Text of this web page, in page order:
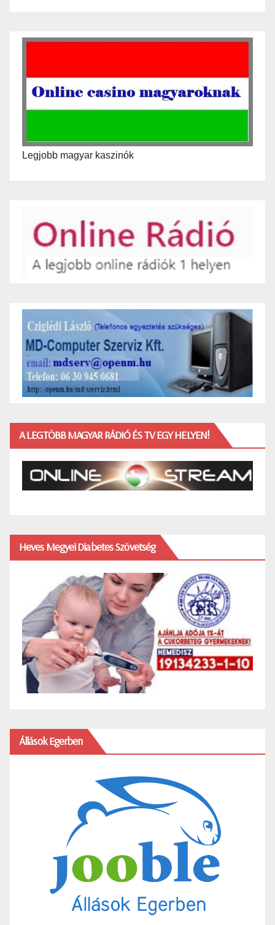
Legjobb magyar kaszinók
A LEGTÖBB MAGYAR RÁDIÓ ÉS TV EGY HELYEN!
Heves Megyei Diabetes Szövetség
Állások Egerben